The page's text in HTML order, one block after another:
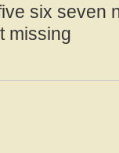
six seven
missing